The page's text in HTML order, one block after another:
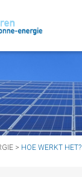
> HOE WERKT HET?